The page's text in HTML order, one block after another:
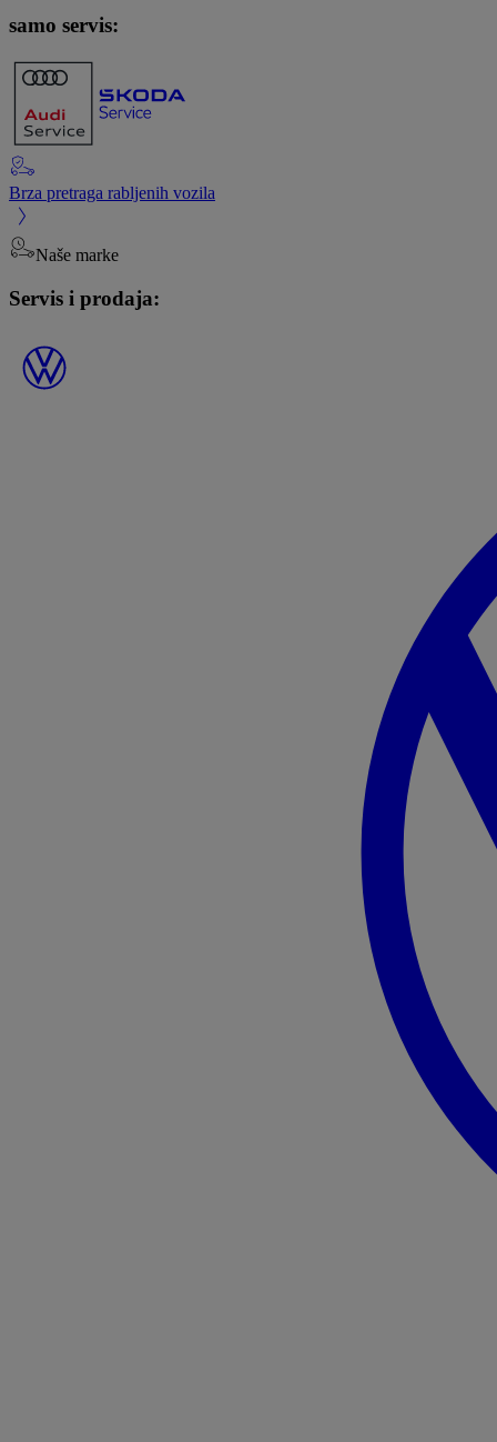
samo servis:
Brza pretraga rabljenih vozila
Naše marke
Servis i prodaja: